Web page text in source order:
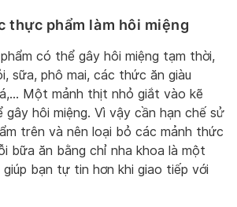
thực phẩm làm hôi miệng
có thể gây hôi miệng tạm thời,
sữa, phô mai, các thức ăn giàu
Một mảnh thịt nhỏ giắt vào kẽ
gây hôi miệng. Vì vậy cần hạn chế sử
trên và nên loại bỏ các mảnh thức
bữa ăn bằng chỉ nha khoa là một
bạn tự tin hơn khi giao tiếp với